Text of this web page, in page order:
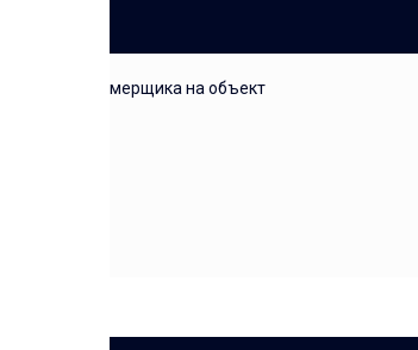
выезд замерщика на объект